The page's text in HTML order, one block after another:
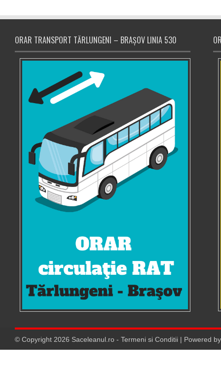
ORAR TRANSPORT TĂRLUNGENI – BRAȘOV LINIA 530
© Copyright 2026 Saceleanul.ro - Termeni si Conditii | Powered